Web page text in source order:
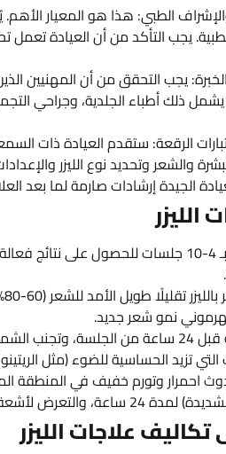
الطبي: هذا هو المعيار
يجب التأكد من أن العيادة
يجب التحقق من أن المهنيين
ذلك أطباء الجلدية، وجراحي
الرقعة: ستقدم العيادة ذات
والشعر وتحديد نوع الليزر
الجيدة إرشادات صارمة لما بعد
الليزر
نمو شعر جديد.
التحضير: يجب حلق المنطقة قبل 24 ساعة
تزيد الحساسية للضوء (مثل
احمرار وتورم خفيف في المنطقة
لأشعة الشمس لمدة أسبوعين.
علاجات الليزر